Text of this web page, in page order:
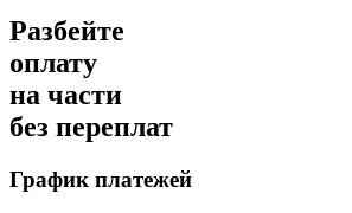
Разбейте
оплату
на части
без переплат
График платежей